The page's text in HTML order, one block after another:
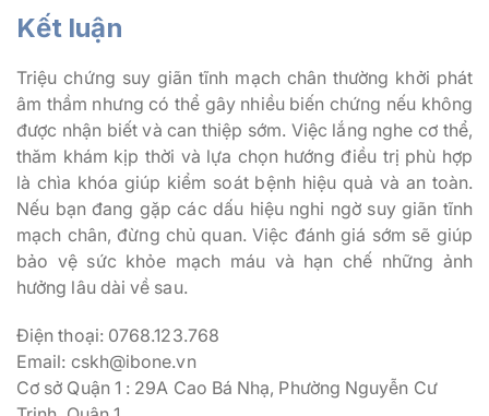
Kết luận
Triệu chứng suy giãn tĩnh mạch chân thường khởi phát
âm thầm nhưng có thể gây nhiều biến chứng nếu không
được nhận biết và can thiệp sớm. Việc lắng nghe cơ thể,
thăm khám kịp thời và lựa chọn hướng điều trị phù hợp
là chìa khóa giúp kiểm soát bệnh hiệu quả và an toàn.
Nếu bạn đang gặp các dấu hiệu nghi ngờ suy giãn tĩnh
mạch chân, đừng chủ quan. Việc đánh giá sớm sẽ giúp
bảo vệ sức khỏe mạch máu và hạn chế những ảnh
hưởng lâu dài về sau.
Điện thoại: 0768.123.768
Email: cskh@ibone.vn
Cơ sở Quận 1 : 29A Cao Bá Nhạ, Phường Nguyễn Cư